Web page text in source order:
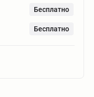
Бесплатно
Бесплатно